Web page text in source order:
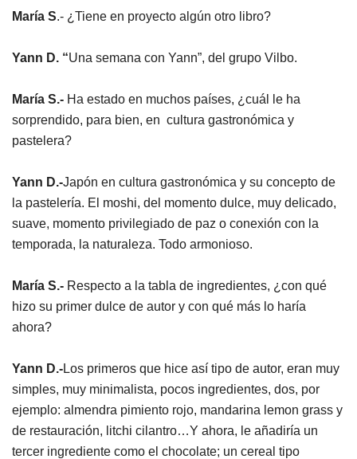
María S.- ¿Tiene en proyecto algún otro libro?
Yann D. “Una semana con Yann”, del grupo Vilbo.
María S.- Ha estado en muchos países, ¿cuál le ha
sorprendido, para bien, en cultura gastronómica y
pastelera?
Yann D.-Japón en cultura gastronómica y su concepto de
la pastelería. El moshi, del momento dulce, muy delicado,
suave, momento privilegiado de paz o conexión con la
temporada, la naturaleza. Todo armonioso.
María S.- Respecto a la tabla de ingredientes, ¿con qué
hizo su primer dulce de autor y con qué más lo haría
ahora?
Yann D.-Los primeros que hice así tipo de autor, eran muy
simples, muy minimalista, pocos ingredientes, dos, por
ejemplo: almendra pimiento rojo, mandarina lemon grass y
de restauración, litchi cilantro…Y ahora, le añadiría un
tercer ingrediente como el chocolate; un cereal tipo